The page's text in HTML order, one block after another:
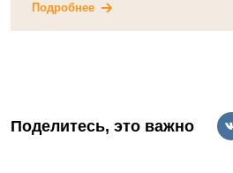
Подробнее
Поделитесь, это важно